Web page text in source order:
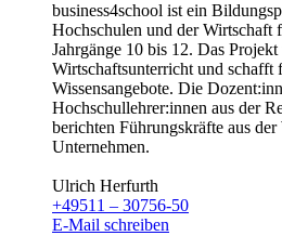
business4school ist ein
Hochschulen und der Wirtschaft
Jahrgänge 10 bis 12. Das
Wirtschaftsunterricht und schafft
Wissensangebote. Die
Hochschullehrer:innen aus der
berichten Führungskräfte aus
Unternehmen.
Ulrich Herfurth
+49511 – 30756-50
E-Mail schreiben